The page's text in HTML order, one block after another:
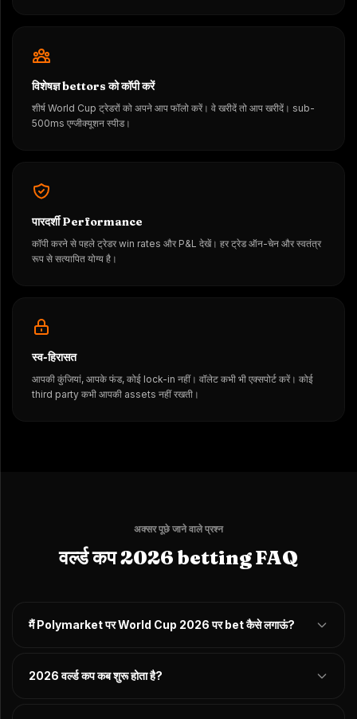
विशेषज्ञ bettors को कॉपी करें
शीर्ष World Cup ट्रेडरों को अपने आप फॉलो करें। वे खरीदें तो आप खरीदें। sub-
500ms एग्जीक्यूशन स्पीड।
पारदर्शी Performance
कॉपी करने से पहले ट्रेडर win rates और P&L देखें। हर ट्रेड ऑन-चेन और स्वतंत्र
रूप से सत्यापित योग्य है।
स्व-हिरासत
आपकी कुंजियां, आपके फंड, कोई lock-in नहीं। वॉलेट कभी भी एक्सपोर्ट करें। कोई
third party कभी आपकी assets नहीं रखती।
अक्सर पूछे जाने वाले प्रश्न
वर्ल्ड कप 2026 betting FAQ
मैं Polymarket पर World Cup 2026 पर bet कैसे लगाऊं?
2026 वर्ल्ड कप कब शुरू होता है?